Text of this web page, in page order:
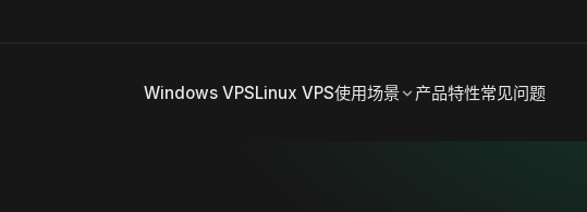
Windows VPSLinux VPS使用场景 产品特性常见问题